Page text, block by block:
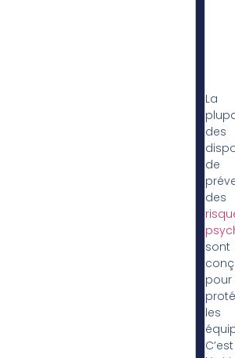
La
des
de
des
sont
pour
les
C’est